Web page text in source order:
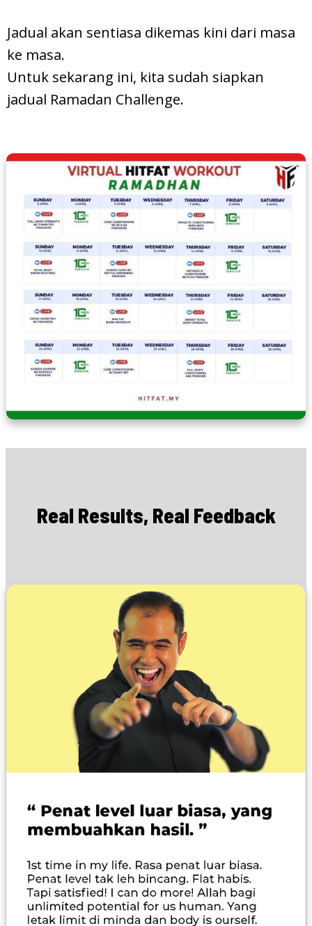
Jadual akan sentiasa dikemas kini dari masa
ke masa.
Untuk sekarang ini, kita sudah siapkan
jadual Ramadan Challenge.
Real Results, Real Feedback